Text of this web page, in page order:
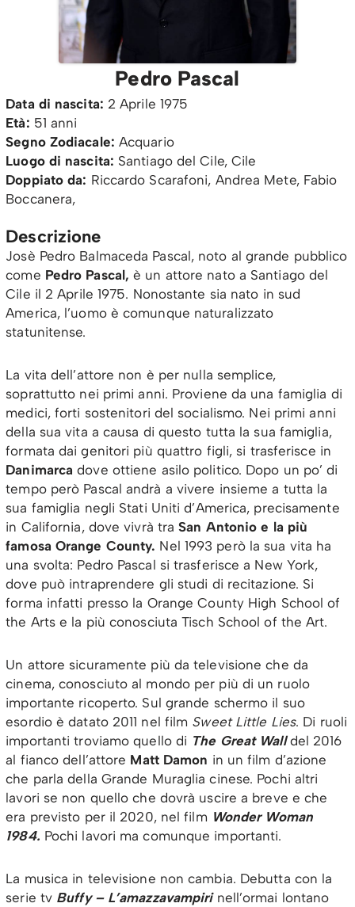
Pedro Pascal
Data di nascita: 2 Aprile 1975
Età: 51 anni
Segno Zodiacale: Acquario
Luogo di nascita: Santiago del Cile, Cile
Doppiato da: Riccardo Scarafoni, Andrea Mete, Fabio
Boccanera,
Descrizione
Josè Pedro Balmaceda Pascal, noto al grande pubblico
come Pedro Pascal, è un attore nato a Santiago del
Cile il 2 Aprile 1975. Nonostante sia nato in sud
America, l’uomo è comunque naturalizzato
statunitense.
La vita dell’attore non è per nulla semplice,
soprattutto nei primi anni. Proviene da una famiglia di
medici, forti sostenitori del socialismo. Nei primi anni
della sua vita a causa di questo tutta la sua famiglia,
formata dai genitori più quattro figli, si trasferisce in
Danimarca dove ottiene asilo politico. Dopo un po’ di
tempo però Pascal andrà a vivere insieme a tutta la
sua famiglia negli Stati Uniti d’America, precisamente
in California, dove vivrà traSan Antonio e la più
famosa Orange County. Nel 1993 però la sua vita ha
una svolta: Pedro Pascal si trasferisce a New York,
dove può intraprendere gli studi di recitazione. Si
forma infatti presso la Orange County High School of
the Arts e la più conosciuta Tisch School of the Art.
Un attore sicuramente più da televisione che da
cinema, conosciuto al mondo per più di un ruolo
importante ricoperto. Sul grande schermo il suo
esordio è datato 2011 nel film Sweet Little Lies. Di ruoli
importanti troviamo quello di The Great Walldel 2016
al fianco dell’attore Matt Damon in un film d’azione
che parla della Grande Muraglia cinese. Pochi altri
lavori se non quello che dovrà uscire a breve e che
era previsto per il 2020, nel film Wonder Woman
1984. Pochi lavori ma comunque importanti.
La musica in televisione non cambia. Debutta con la
serie tv Buffy – L’amazzavampiri nell’ormai lontano